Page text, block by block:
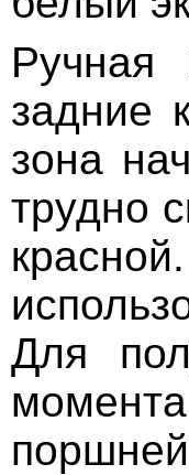
Ручная
задние
зона
трудно
Для